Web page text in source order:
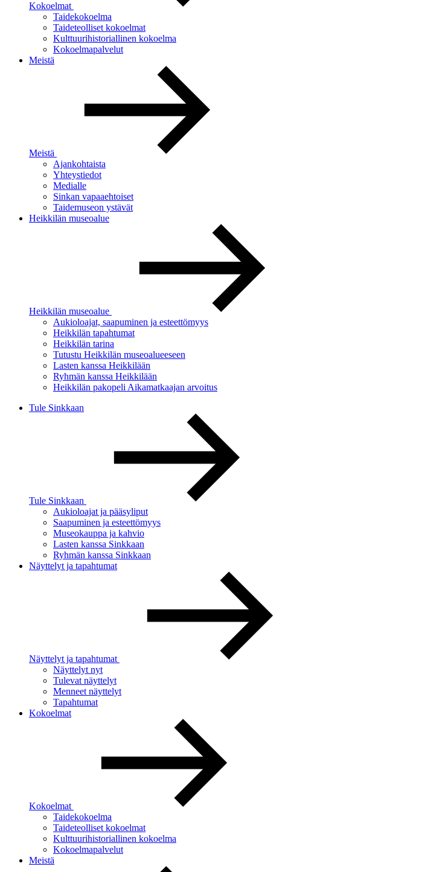
Kokoelmat
Taidekokoelma
Taideteolliset kokoelmat
Kulttuurihistoriallinen kokoelma
Kokoelmapalvelut
Meistä
Meistä
Ajankohtaista
Yhteystiedot
Medialle
Sinkan vapaaehtoiset
Taidemuseon ystävät
Heikkilän museoalue
Heikkilän museoalue
Aukioloajat, saapuminen ja esteettömyys
Heikkilän tapahtumat
Heikkilän tarina
Tutustu Heikkilän museoalueeseen
Lasten kanssa Heikkilään
Ryhmän kanssa Heikkilään
Heikkilän pakopeli Aikamatkaajan arvoitus
Tule Sinkkaan
Tule Sinkkaan
Aukioloajat ja pääsyliput
Saapuminen ja esteettömyys
Museokauppa ja kahvio
Lasten kanssa Sinkkaan
Ryhmän kanssa Sinkkaan
Näyttelyt ja tapahtumat
Näyttelyt ja tapahtumat
Näyttelyt nyt
Tulevat näyttelyt
Menneet näyttelyt
Tapahtumat
Kokoelmat
Kokoelmat
Taidekokoelma
Taideteolliset kokoelmat
Kulttuurihistoriallinen kokoelma
Kokoelmapalvelut
Meistä